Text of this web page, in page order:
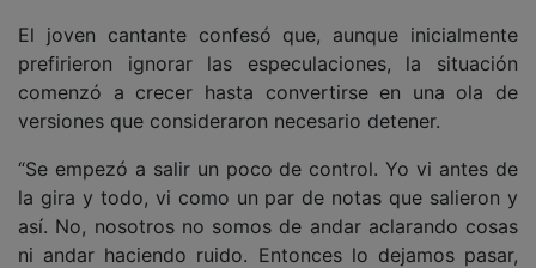
El joven cantante confesó que, aunque inicialmente
prefirieron ignorar las especulaciones, la situación
comenzó a crecer hasta convertirse en una ola de
versiones que consideraron necesario detener.
“Se empezó a salir un poco de control. Yo vi antes de
la gira y todo, vi como un par de notas que salieron y
así. No, nosotros no somos de andar aclarando cosas
ni andar haciendo ruido. Entonces lo dejamos pasar,